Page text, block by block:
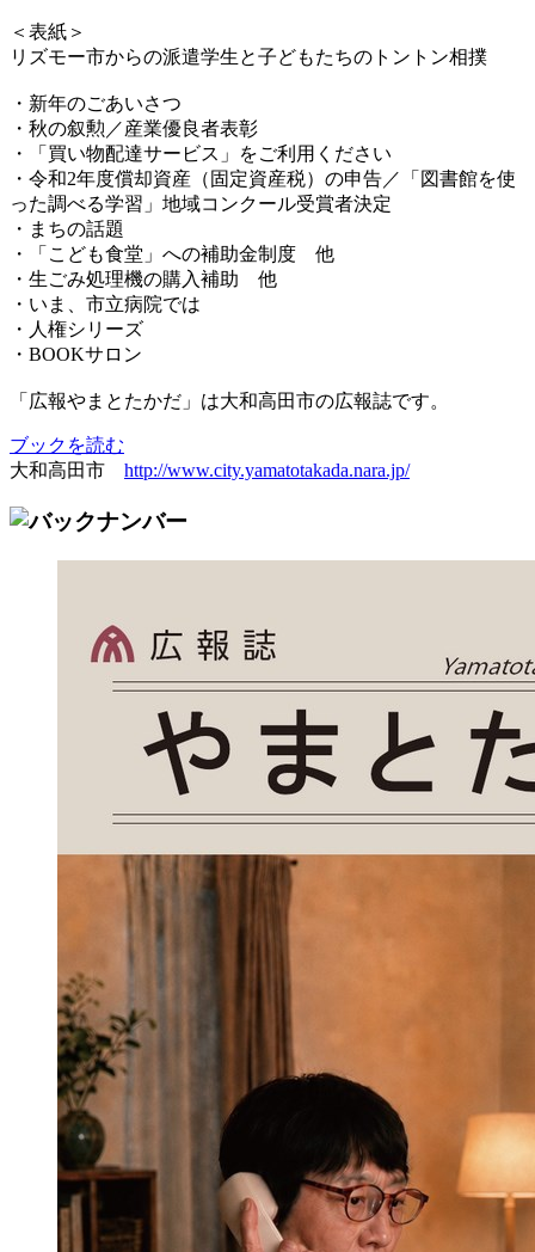
＜表紙＞
リズモー市からの派遣学生と子どもたちのトントン相撲
・新年のごあいさつ
・秋の叙勲／産業優良者表彰
・「買い物配達サービス」をご利用ください
・令和2年度償却資産（固定資産税）の申告／「図書館を使
った調べる学習」地域コンクール受賞者決定
・まちの話題
・「こども食堂」への補助金制度 他
・生ごみ処理機の購入補助 他
・いま、市立病院では
・人権シリーズ
・BOOKサロン
「広報やまとたかだ」は大和高田市の広報誌です。
ブックを読む
大和高田市 http://www.city.yamatotakada.nara.jp/